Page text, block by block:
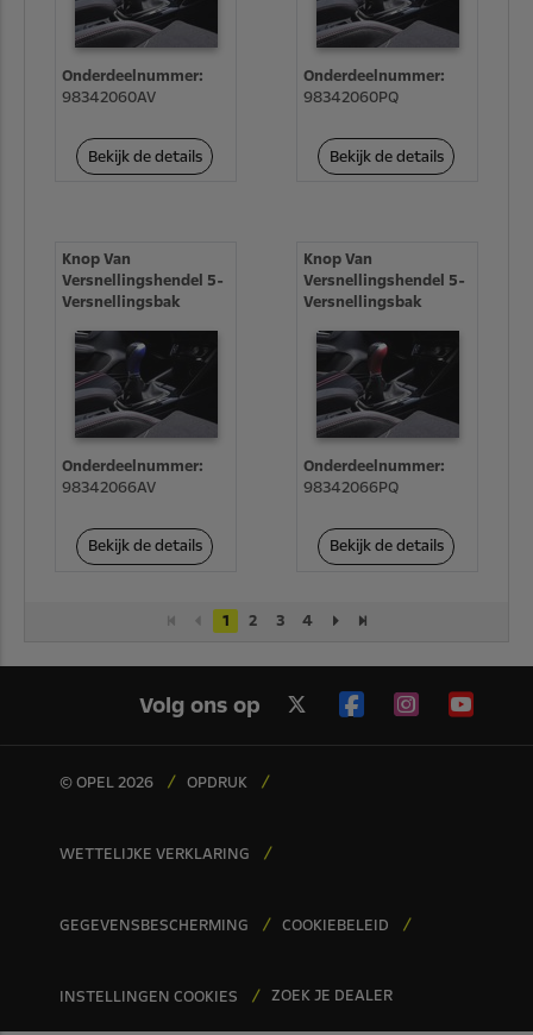
Onderdeelnummer:
98342060AV
Bekijk de details
Onderdeelnummer:
98342060PQ
Bekijk de details
Knop Van
Versnellingshendel 5-
Versnellingsbak
Onderdeelnummer:
98342066AV
Bekijk de details
Knop Van
Versnellingshendel 5-
Versnellingsbak
Onderdeelnummer:
98342066PQ
Bekijk de details
1 2 3 4
Volg ons op
© OPEL 2026 OPDRUK
WETTELIJKE VERKLARING
GEGEVENSBESCHERMING COOKIEBELEID
INSTELLINGEN COOKIES ZOEK JE DEALER